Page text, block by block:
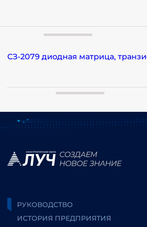
СЗ-2079 диодная матрица,
РУКОВОДСТВО
ИСТОРИЯ ПРЕДПРИЯТИЯ